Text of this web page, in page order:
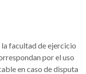
facultad de ejercicio
por el uso
en caso de disputa